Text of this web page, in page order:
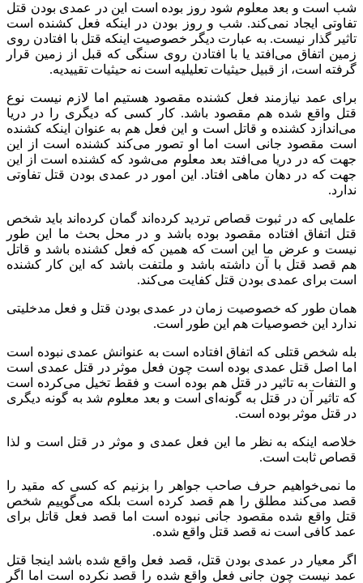
شب است و بعد معلوم شود روز بوده است این در عمدی بودن قتل
تفاوتی ایجاد نمی‌کند. شب و روز بودن در اینکه فعل کشنده است
تاثیر گذار نیست. به عبارت دیگر خصوصیت اینکه قتل با افتادن روی
زمین اتفاق می‌افتد یا با افتادن روی سنگی که قبل از زمین قرار
گرفته است، از قبیل حیثیات تعلیلیه است نه حیثیات تقییدیه.
برای عمد نیازمند فعل کشنده مقصود هستیم اما لازم نیست نوع
قتل واقع شده هم مقصود باشد. کار کسی که دیگری را در دریا
می‌اندازد کشنده و قاتل است و این فعل هم به عنوان اینکه کشنده
است مقصود جانی است اما او تصور می‌کند کشنده است از این
جهت که در دریا می‌افتد بعد معلوم می‌شود که کشنده است از این
جهت که در دهان ماهی افتاد. این امور در عمدی بودن قتل تفاوتی
ندارد.
علمایی که در ثبوت قصاص تردید کرده‌اند گمان کرده‌اند باید شخص
قتل اتفاق افتاده مقصود بوده باشد و در محل بحث ما این طور
نیست و عرض ما این است که همین که فعل کشنده باشد و قاتل
هم قصد قتل با آن داشته باشد و ملتفت باشد که این کار کشنده
است برای عمدی بودن قتل کفایت می‌کند.
همان طور که خصوصیت زمان در عمدی بودن قتل و فعل مدخلیتی
ندارد این خصوصیات هم این طور است.
بله شخص قتلی که اتفاق افتاده است به عنوانش عمدی نبوده است
اما اصل قتل عمدی بوده است چون فعل موثر در قتل عمدی است
و التفات به تاثیر در قتل هم بوده است و فقط تخیل می‌کرده است
که تاثیر آن در قتل به گونه‌ای است و بعد معلوم شد به گونه دیگری
در قتل موثر بوده است.
خلاصه اینکه به نظر ما این فعل عمدی و موثر در قتل است و لذا
قصاص ثابت است.
ما نمی‌خواهیم حرف صاحب جواهر را بزنیم که کسی که مقید را
قصد می‌کند مطلق را هم قصد کرده است بلکه می‌گوییم شخص
قتل واقع شده مقصود جانی نبوده است اما قصد فعل قاتل برای
عمد کافی است نه قصد قتل واقع شده.
اگر معیار در عمدی بودن قتل، قصد فعل واقع شده باشد اینجا قتل
عمد نیست چون جانی فعل واقع شده را قصد نکرده است اما اگر